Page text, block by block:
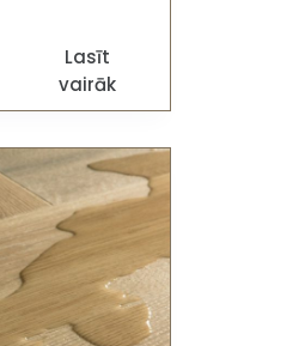
Lasīt
vairāk